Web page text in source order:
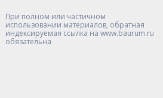
При полном или частичном
использовании материалов, обратная
индексируемая ссылка на www.baurum.ru
обязательна